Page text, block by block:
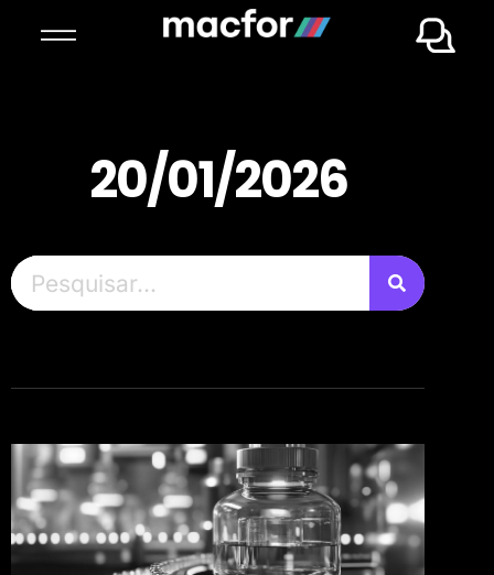
20/01/2026